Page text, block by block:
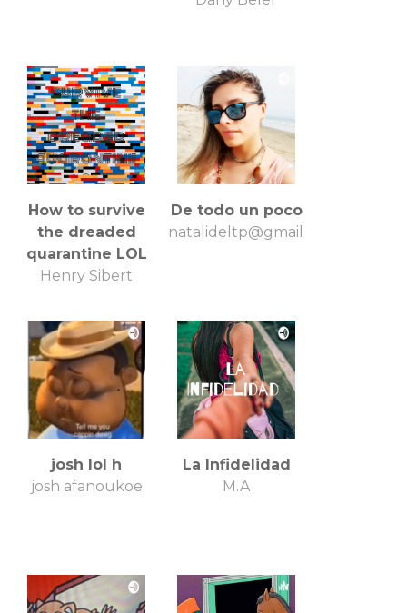
How to survive
the dreaded
quarantine LOL
Henry Sibert
De todo un poco
natalideltp@gmail.com
josh lol h
josh afanoukoe
La Infidelidad
M.A